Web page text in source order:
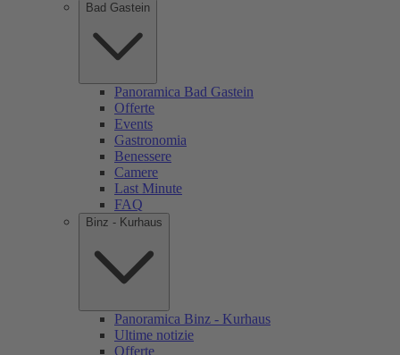
Bad Gastein
Panoramica Bad Gastein
Offerte
Events
Gastronomia
Benessere
Camere
Last Minute
FAQ
Binz - Kurhaus
Panoramica Binz - Kurhaus
Ultime notizie
Offerte